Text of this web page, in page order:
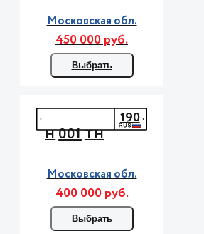
Московская обл.
450 000 руб.
Выбрать
Н001ТН
190
Московская обл.
400 000 руб.
Выбрать